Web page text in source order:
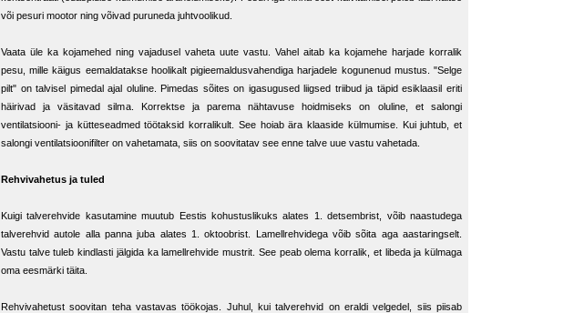
või pesuri mootor ning võivad puruneda juhtvoolikud.
Vaata üle ka kojamehed ning vajadusel vaheta uute vastu. Vahel aitab ka kojamehe harjade korralik
pesu, mille käigus eemaldatakse hoolikalt pigieemaldusvahendiga harjadele kogunenud mustus. "Selge
pilt" on talvisel pimedal ajal oluline. Pimedas sõites on igasugused liigsed triibud ja täpid esiklaasil eriti
häirivad ja väsitavad silma. Korrektse ja parema nähtavuse hoidmiseks on oluline, et salongi
ventilatsiooni- ja kütteseadmed töötaksid korralikult. See hoiab ära klaaside külmumise. Kui juhtub, et
salongi ventilatsioonifilter on vahetamata, siis on soovitatav see enne talve uue vastu vahetada.
Rehvivahetus ja tuled
Kuigi talverehvide kasutamine muutub Eestis kohustuslikuks alates 1. detsembrist, võib naastudega
talverehvid autole alla panna juba alates 1. oktoobrist. Lamellrehvidega võib sõita aga aastaringselt.
Vastu talve tuleb kindlasti jälgida ka lamellrehvide mustrit. See peab olema korralik, et libeda ja külmaga
oma eesmärki täita.
Rehvivahetust soovitan teha vastavas töökojas. Juhul, kui talverehvid on eraldi velgedel, siis piisab